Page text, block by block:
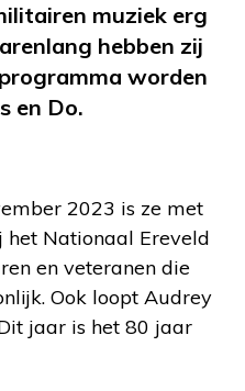
muziek erg
hebben zij
worden
en Do.
2023 is ze met
het Nationaal Ereveld
en veteranen die
Ook loopt Audrey
jaar is het 80 jaar